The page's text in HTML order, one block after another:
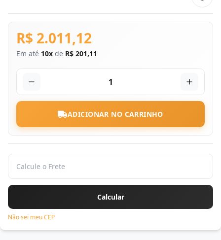
R$ 2.011,12
Em até 10x de R$ 201,11
1
ADICIONAR NO CARRINHO
Não sei meu CEP